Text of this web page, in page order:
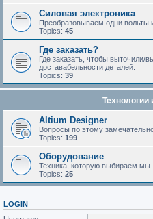
Силовая электроника
Преобразовываем одни
Topics: 45
Где заказать?
Где заказать, чтобы выточили/
доставабельности деталей.
Topics: 39
Altium Designer
Вопросы по этому
Topics: 199
Оборудование
Техника, которую выбираем мы.
Topics: 25
LOGIN